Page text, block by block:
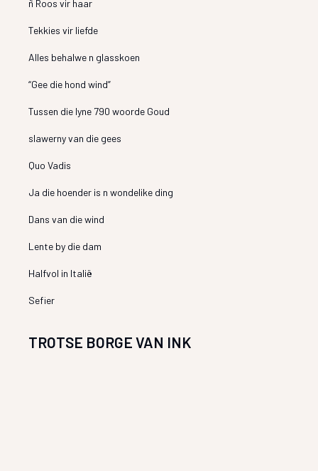
ñ Roos vir haar
Tekkies vir liefde
Alles behalwe n glasskoen
“Gee die hond wind”
Tussen die lyne 790 woorde Goud
slawerny van die gees
Quo Vadis
Ja die hoender is n wondelike ding
Dans van die wind
Lente by die dam
Halfvol in Italië
Sefier
TROTSE BORGE VAN INK